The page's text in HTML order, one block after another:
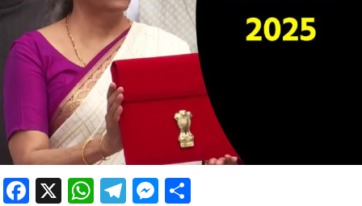
Facebook
X WhatsApp
Telegram
Messenger